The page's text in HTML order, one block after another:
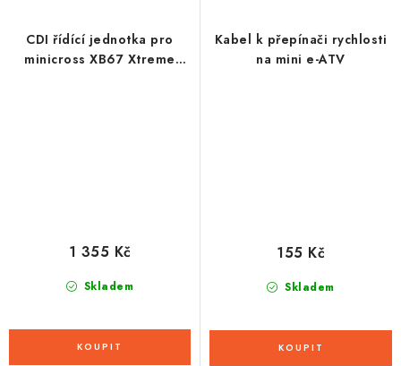
CDI řídící jednotka pro
minicross XB67 Xtreme
Skladem
1 355 Kč
Kabel k přepínači rychlosti
na mini e-ATV
Skladem
155 Kč